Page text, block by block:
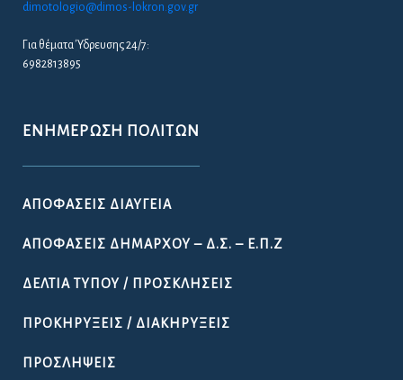
dimotologio@dimos-lokron.gov.gr
Για θέματα Ύδρευσης 24/7:
6982813895
ΕΝΗΜΈΡΩΣΗ ΠΟΛΙΤΏΝ
ΑΠΟΦΆΣΕΙΣ ΔΙΑΎΓΕΙΑ
ΑΠΟΦΆΣΕΙΣ ΔΗΜΆΡΧΟΥ – Δ.Σ. – Ε.Π.Ζ
ΔΕΛΤΊΑ ΤΎΠΟΥ / ΠΡΟΣΚΛΉΣΕΙΣ
ΠΡΟΚΗΡΎΞΕΙΣ / ΔΙΑΚΗΡΎΞΕΙΣ
ΠΡΟΣΛΉΨΕΙΣ